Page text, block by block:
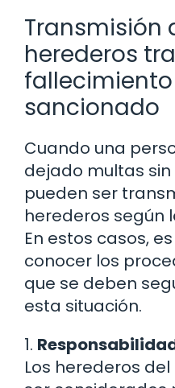
Transmisión
herederos
sancionado
Cuando una
dejado multas
pueden ser
herederos según
En estos casos,
conocer los
que se deben
esta situación.
1.
Los herederos